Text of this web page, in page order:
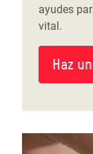
ayudes
vital.
Haz